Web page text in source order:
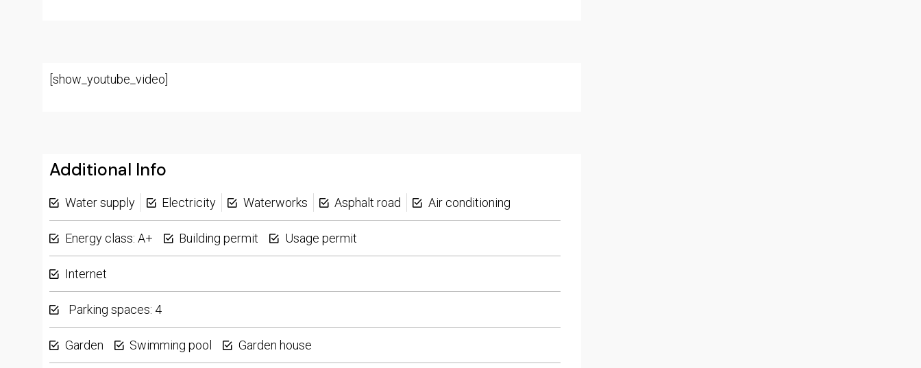
[show_youtube_video]
Additional Info
Water supply Electricity Waterworks Asphalt road Air conditioning
Energy class: A+ Building permit Usage permit
Internet
Parking spaces: 4
Garden Swimming pool Garden house